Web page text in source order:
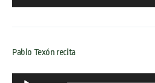
Pablo Texón recita